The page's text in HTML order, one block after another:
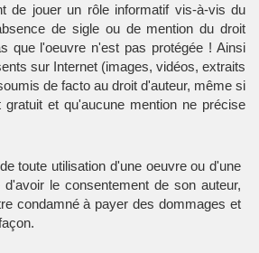
de jouer un rôle informatif vis-à-vis du
de sigle ou de mention du droit
que l'oeuvre n'est pas protégée ! Ainsi
sur Internet (images, vidéos, extraits
de facto au droit d'auteur, même si
et qu'aucune mention ne précise
toute utilisation d'une oeuvre ou d'une
d'avoir le consentement de son auteur,
condamné à payer des dommages et